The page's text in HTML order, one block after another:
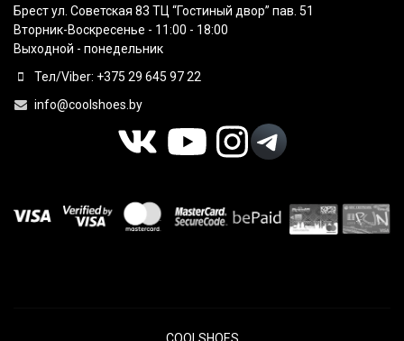
Брест ул. Советская 83 ТЦ “Гостиный двор” пав. 51
Вторник-Воскресенье - 11:00 - 18:00
Выходной - понедельник
Тел/Viber: +375 29 645 97 22
info@coolshoes.by